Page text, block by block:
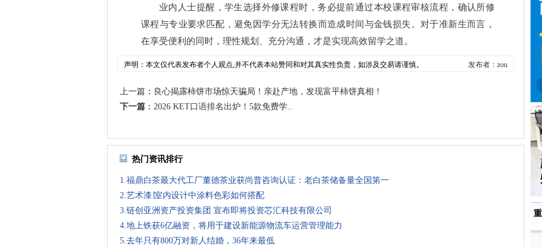
业内人士提醒，学生选择外修课程时，务必提前通过本校课程审核流程，确认所修
课程与专业要求匹配，避免因学分无法转换而造成时间与金钱损失。对于准新生而言，
在享受便利的同时，理性规划、充分沟通，才是实现高效留学之道。
声明：本文仅代表发布者个人观点,并不代表本站赞同和对其真实性负责，如涉及交易请谨慎。 发布者：zou
上一篇 ： 良心揭露柿饼市场惊天骗局！亲赴产地，发现富平柿饼真相！
下一篇 ： 2026 KET口语排名出炉！5款免费学..
热门资讯排行
1.福鼎白茶最大代工厂董德茶业获尚普咨询认证：老白茶储备量全国第一
2.艺术漆∣室内设计中涂料色彩如何搭配
3.链创亚洲资产投资集团 宣布即将投资芯汇科技有限公司
4.地上铁获6亿融资，将用于建设新能源物流车运营管理能力
5.去年只有800万对新人结婚，36年来最低